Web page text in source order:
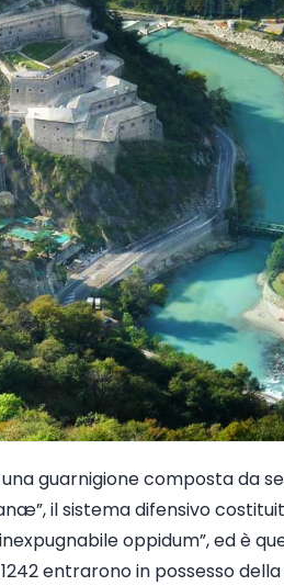
una guarnigione composta da
il sistema difensivo
oppidum”, ed è
entrarono in possesso